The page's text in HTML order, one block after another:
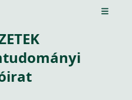
Open